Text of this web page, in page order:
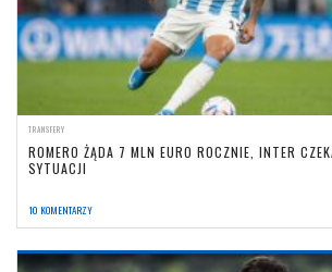
TRANSFERY
ROMERO ŻĄDA 7 MLN EURO ROCZNIE, INTER
SYTUACJI
10 KOMENTARZY